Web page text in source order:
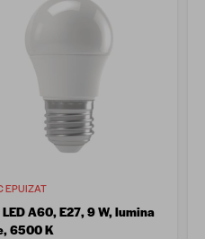
EPUIZAT
A60, E27, 9 W, lumina
6500 K